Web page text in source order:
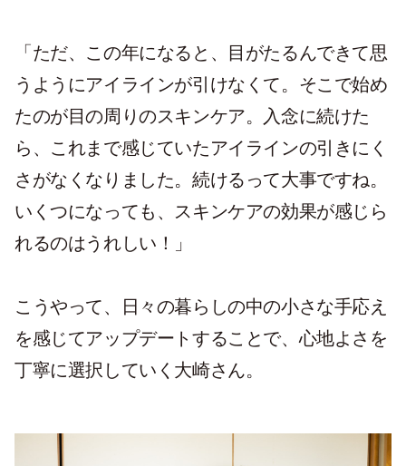
「ただ、この年になると、目がたるんできて思
うようにアイラインが引けなくて。そこで始め
たのが目の周りのスキンケア。入念に続けた
ら、これまで感じていたアイラインの引きにく
さがなくなりました。続けるって大事ですね。
いくつになっても、スキンケアの効果が感じら
れるのはうれしい！」
こうやって、日々の暮らしの中の小さな手応え
を感じてアップデートすることで、心地よさを
丁寧に選択していく大崎さん。